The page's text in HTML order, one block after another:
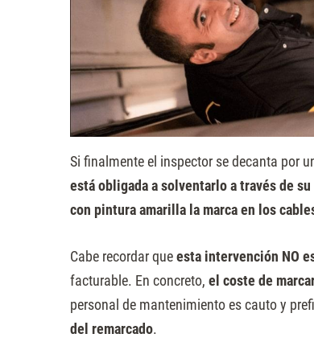
Si finalmente el inspector se decanta por
está obligada a solventarlo a través de
con pintura amarilla la marca en los
Cabe recordar queesta intervención NO
facturable. En concreto, el coste de
personal de mantenimiento es cauto y
del remarcado.